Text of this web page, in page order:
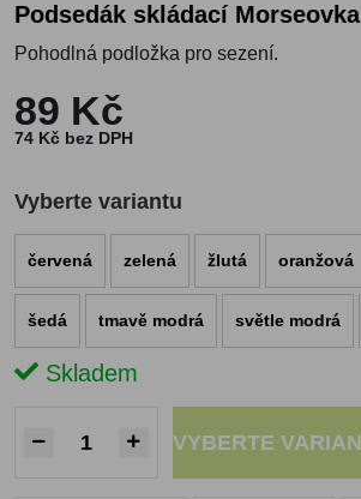
Podsedák skládací
Pohodlná podložka pro sezení.
89 Kč
74 Kč bez DPH
Vyberte variantu
červená zelená žlutá oranžová
šedá tmavě modrá světle modrá
Skladem
VYBERTE